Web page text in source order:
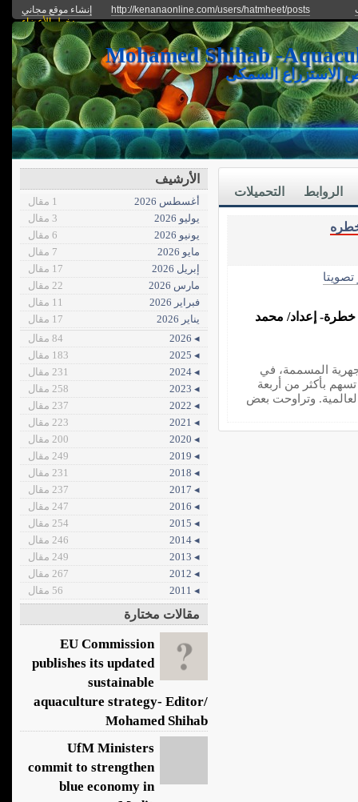
http://kenanaonline.com/users/hatmheet/posts
إنشاء موقع مجاني
دخول الأعضاء
الاستزراع السمكى
التحميلات الروابط
تصويتا
خطرة- إعداد/ محمد
المسممة، في
بأكثر من أربعة
وتراوحت بعض
الأرشيف
أغسطس 2026
1 مقال
يوليو 2026
3 مقال
يونيو 2026
6 مقال
مايو 2026
7 مقال
إبريل 2026
17 مقال
مارس 2026
22 مقال
فبراير 2026
11 مقال
يناير 2026
17 مقال
◂ 2026
84 مقال
◂ 2025
183 مقال
◂ 2024
231 مقال
◂ 2023
258 مقال
◂ 2022
237 مقال
◂ 2021
223 مقال
◂ 2020
200 مقال
◂ 2019
249 مقال
◂ 2018
231 مقال
◂ 2017
237 مقال
◂ 2016
247 مقال
◂ 2015
254 مقال
◂ 2014
246 مقال
◂ 2013
249 مقال
◂ 2012
267 مقال
◂ 2011
56 مقال
مقالات مختارة
EU Commission
publishes its updated
sustainable
aquaculture strategy- Editor/
Mohamed Shihab
UfM Ministers
commit to strengthen
blue economy in